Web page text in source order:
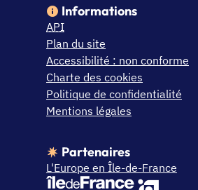
Informations
API
Plan du site
Accessibilité : non conforme
Charte des cookies
Politique de confidentialité
Mentions légales
Partenaires
L'Europe en Île-de-France